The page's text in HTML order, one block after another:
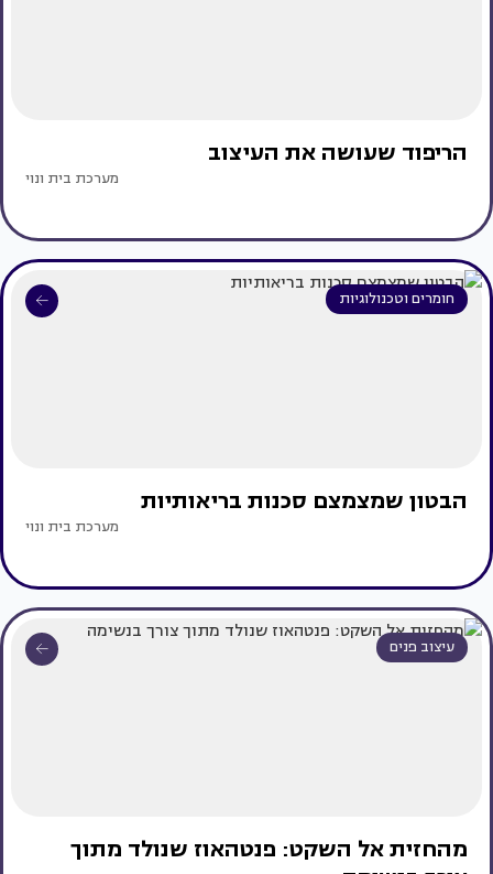
הריפוד שעושה את העיצוב
מערכת בית ונוי
חומרים וטכנולוגיות
הבטון שמצמצם סכנות בריאותיות
מערכת בית ונוי
עיצוב פנים
מהחזית אל השקט: פנטהאוז שנולד מתוך